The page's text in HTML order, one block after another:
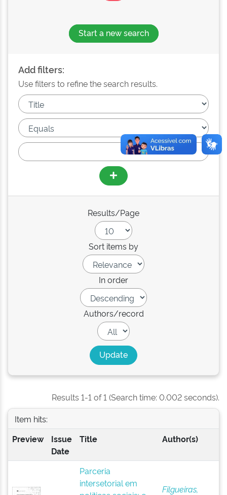
Start a new search
Add filters:
Use filters to refine the search results.
Results/Page
Sort items by
In order
Authors/record
Results 1-1 of 1 (Search time: 0.002 seconds).
Item hits:
Preview
Issue
Date
Title Author(s)
Parceria
intersetorial em
Filgueiras,